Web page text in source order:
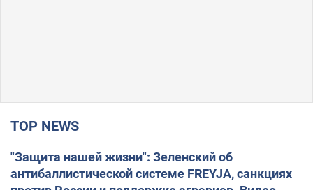
TOP NEWS
"Защита нашей жизни": Зеленский об
антибаллистической системе FREYJA, санкциях